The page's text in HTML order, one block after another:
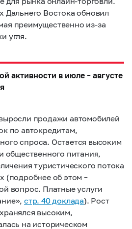
Дальнего Востока обновил
преимущественно из-за
угля.
активности в июле – августе
продажи автомобилей
по автокредитам,
спроса. Остается высоким
общественного питания,
туристического потока
(подробнее об этом –
вопрос. Платные услуги
стр. 40 доклада). Рост
высоким,
на историческом